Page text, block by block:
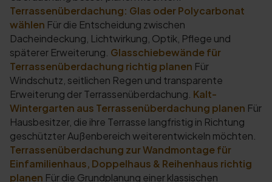
Terrassenüberdachung: Glas oder Polycarbonat
wählen Für die Entscheidung zwischen
Dacheindeckung, Lichtwirkung, Optik, Pflege und
späterer Erweiterung. Glasschiebewände für
Terrassenüberdachung richtig planen Für
Windschutz, seitlichen Regen und transparente
Erweiterung der Terrassenüberdachung. Kalt-
Wintergarten aus Terrassenüberdachung planen Für
Hausbesitzer, die ihre Terrasse langfristig in Richtung
geschützter Außenbereich weiterentwickeln möchten.
Terrassenüberdachung zur Wandmontage für
Einfamilienhaus, Doppelhaus & Reihenhaus richtig
planen Für die Grundplanung einer klassischen